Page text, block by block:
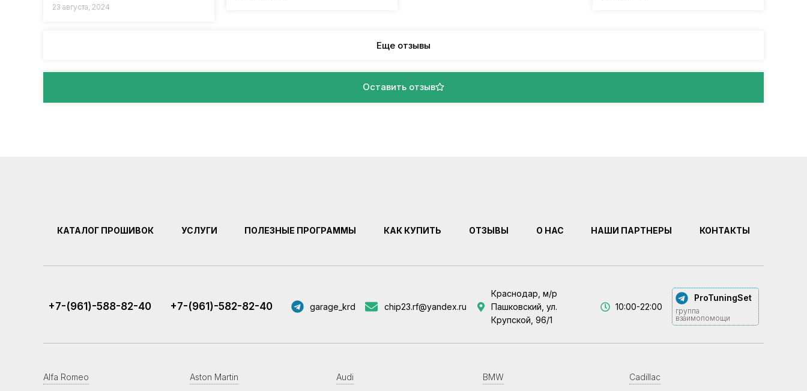
23 августа, 2024
Еще отзывы
Оставить отзыв
КАТАЛОГ ПРОШИВОК УСЛУГИ ПОЛЕЗНЫЕ ПРОГРАММЫ КАК КУПИТЬ ОТЗЫВЫ О НАС НАШИ ПАРТНЕРЫ КОНТАКТЫ
+7-(961)-588-82-40 +7-(961)-582-82-40 garage_krd chip23.rf@yandex.ru
Краснодар, м/р
Пашковский, ул.
Крупской, 96/1
10:00-22:00
ProTuningSet
группа
взаимопомощи
Alfa Romeo Aston Martin Audi BMW Cadillac